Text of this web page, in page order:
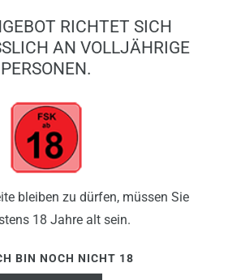
0
0,00 EUR
RICHTET SICH
AN VOLLJÄHRIGE P
ERSONEN.
bleiben zu dürfen, müssen Sie
18 Jahre alt sein.
BIN NOCH NICHT 18